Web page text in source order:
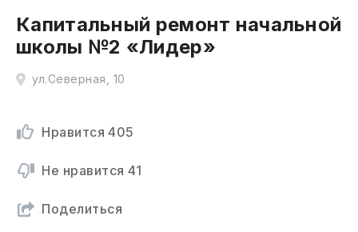
Капитальный ремонт начальной
школы №2 «Лидер»
ул.Северная, 10
Нравится 405
Не нравится 41
Поделиться